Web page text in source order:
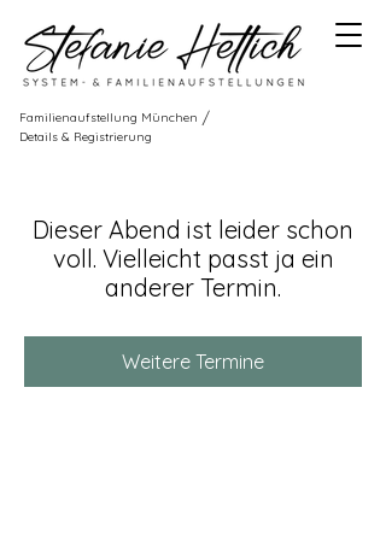
Familienaufstellung München /
Details & Registrierung
Dieser Abend ist leider schon
voll. Vielleicht passt ja ein
anderer Termin.
Weitere Termine